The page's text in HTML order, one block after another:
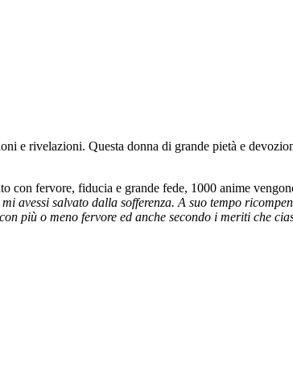
e rivelazioni. Questa donna di grande pietà e
con fervore, fiducia e grande fede, 1000 anime
avessi salvato dalla sofferenza. A suo tempo
più o meno fervore ed anche secondo i meriti che